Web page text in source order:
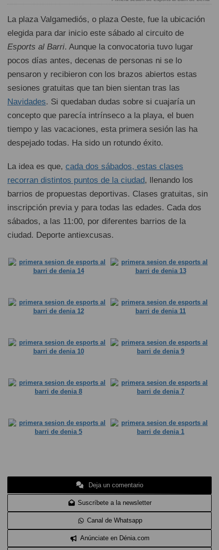
La plaza Valgamediós, o plaza Oeste, fue la ubicación
elegida para dar inicio este sábado al circuito de
Esports al Barri. Aunque la convocatoria tuvo lugar
pocos días antes, decenas de personas ni se lo
pensaron y recibieron con los brazos abiertos estas
sesiones gratuitas que tan bien sientan tras las
Navidades. Si quedaban dudas sobre si cuajaría un
concepto que parecía intrínseco a la playa, el buen
tiempo y las vacaciones, esta primera sesión las ha
despejado todas. Ha sido un rotundo éxito.
La idea es que, cada dos sábados, estas clases
recorran distintos puntos de la ciudad, llenando los
barrios de propuestas deportivas. Clases gratuitas, sin
inscripción previa y para todas las edades. Cada dos
sábados, a las 11:00, por diferentes barrios de la
ciudad. Deporte antiexcusas.
Deja un comentario
Suscríbete a la newsletter
Canal de Whatsapp
Anúnciate en Dénia.com